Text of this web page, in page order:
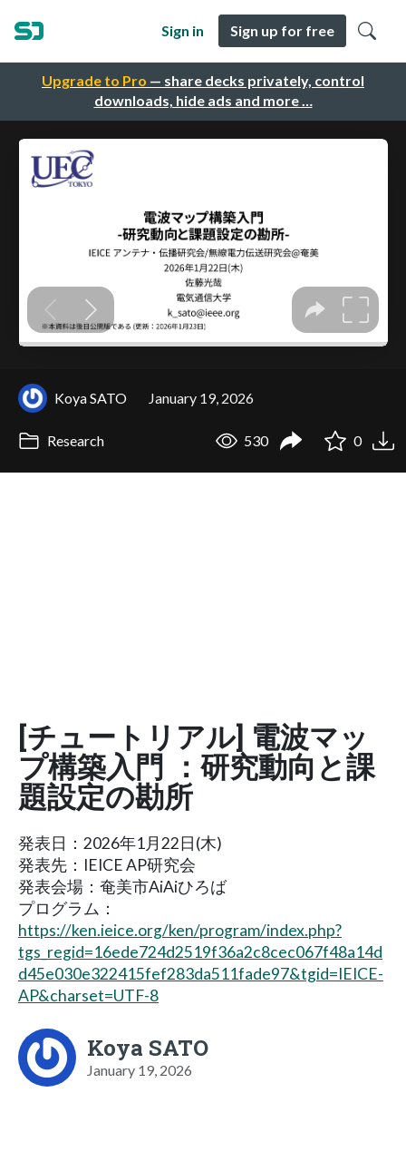
Upgrade to Pro — share decks privately, control
downloads, hide ads and more …
Sign in Sign up for free
Koya SATO January 19, 2026
Research 530 0
[チュートリアル] 電波マッ
プ構築入門 ：研究動向と課
題設定の勘所
発表日：2026年1月22日(木)
発表先：IEICE AP研究会
発表会場：奄美市AiAiひろば
プログラム：
https://ken.ieice.org/ken/program/index.php?
tgs_regid=16ede724d2519f36a2c8cec067f48a14d
d45e030e322415fef283da511fade97&tgid=IEICE-
AP&charset=UTF-8
Koya SATO
January 19, 2026